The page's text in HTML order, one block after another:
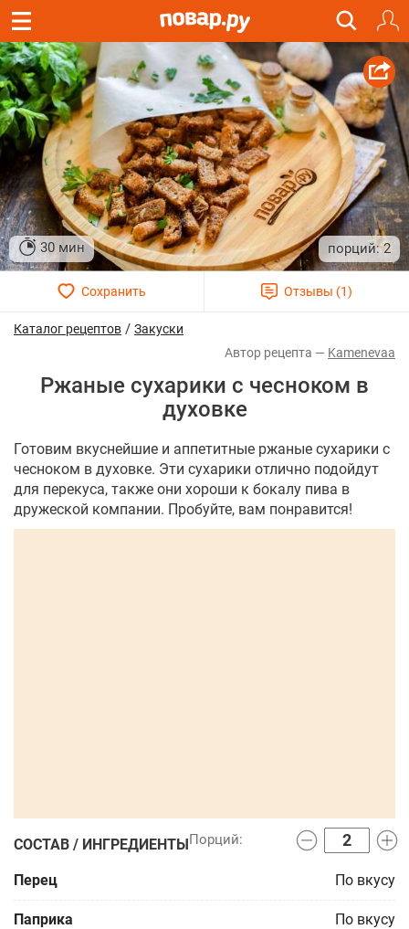
30 мин 2
Каталог рецептов / Закуски
Kamenevaa
Ржаные сухарики с чесноком в
духовке
Готовим вкуснейшие и аппетитные ржаные сухарики с
чесноком в духовке. Эти сухарики отлично подойдут
для перекуса, также они хороши к бокалу пива в
дружеской компании. Пробуйте, вам понравится!
СОСТАВ / ИНГРЕДИЕНТЫ
Перец По вкусу
Паприка По вкусу